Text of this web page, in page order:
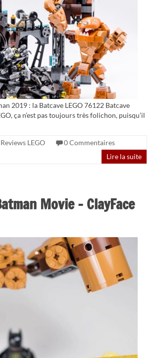
2019 : la Batcave LEGO 76122 Batcave
ça n’est pas toujours très folichon, puisqu’il
Reviews LEGO
0 Commentaires
Lire la suite
Movie – ClayFace